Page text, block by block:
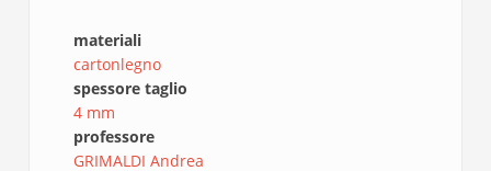
materiali
cartonlegno
spessore taglio
4 mm
professore
GRIMALDI Andrea